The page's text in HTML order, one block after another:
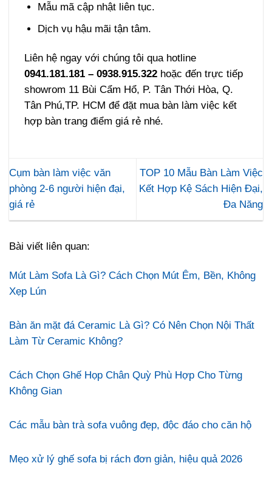
Mẫu mã cập nhật liên tục.
Dịch vụ hậu mãi tận tâm.
Liên hệ ngay với chúng tôi qua hotline
0941.181.181 – 0938.915.322 hoặc đến trực tiếp
showrom 11 Bùi Cẩm Hổ, P. Tân Thới Hòa, Q.
Tân Phú,TP. HCM để đặt mua bàn làm việc kết
hợp bàn trang điểm giá rẻ nhé.
Cụm bàn làm việc văn
phòng 2-6 người hiện đại,
giá rẻ
TOP 10 Mẫu Bàn Làm Việc
Kết Hợp Kệ Sách Hiện Đại,
Đa Năng
Bài viết liên quan:
Mút Làm Sofa Là Gì? Cách Chọn Mút Êm, Bền, Không
Xẹp Lún
Bàn ăn mặt đá Ceramic Là Gì? Có Nên Chọn Nội Thất
Làm Từ Ceramic Không?
Cách Chọn Ghế Họp Chân Quỳ Phù Hợp Cho Từng
Không Gian
Các mẫu bàn trà sofa vuông đẹp, độc đáo cho căn hộ
Mẹo xử lý ghế sofa bị rách đơn giản, hiệu quả 2026